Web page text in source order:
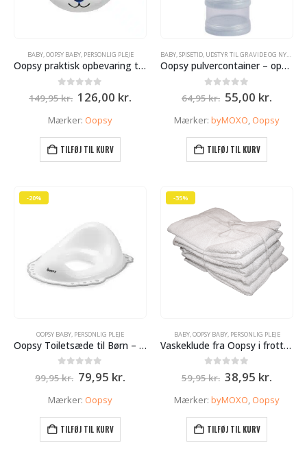
BABY,OOPSY BABY, PERSONLIG PLEJE
Oopsy praktisk opbevaring til badelegetøj – sødt og funktionelt.
ud af 5
149,95kr. Den
oprindelige
pris
149,95 kr..
126,00 kr.Den
126,00 kr..
Mærker: Oopsy
TILFØJ TIL KURV
BABY,SPISETID, UDSTYR TIL GRAVIDE OG NYBAGTE MØDRE
Oopsy pulvercontainer – opbevaringsbeholder 3 delt Klar
ud af 5
64,95kr. Den
oprindelige
pris
64,95 kr..
55,00 kr.Den
pris
er:
Mærker: byMOXO, Oopsy
TILFØJ TIL KURV
-20%
OOPSY BABY PERSONLIG PLEJE
Oopsy Toiletsæde til Børn – Hvid
ud af 5
99,95kr. Den
oprindelige
pris
var:
99,95 kr..
79,95 kr.
aktuelle
Mærker: Oopsy
TILFØJ TIL KURV
-35%
BABY, OOPSY BABY, PERSONLIG PLEJE
Vaskeklude fra Oopsy i frotte’ – 5 stk – hvid
ud af 5
59,95kr. Den
oprindelige
pris
var:
59,95 kr..
38,95 kr.
pris
er:
Mærker: byMOXO Oopsy
TILFØJ TIL KURV